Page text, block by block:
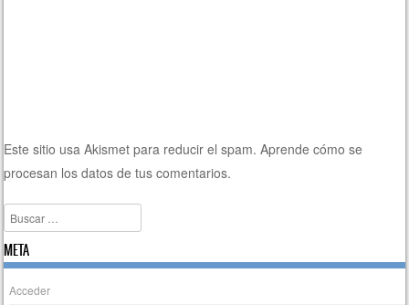
Este sitio usa Akismet para reducir el spam.Aprende cómo se
procesan los datos de tus comentarios.
Buscar
META
Acceder